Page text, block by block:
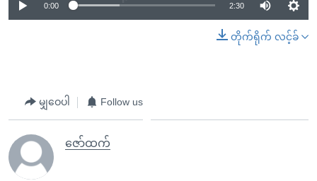
0:00 2:30
တိုက်ရိုက် လင့်ခ်
မျှဝေပါ Follow us
ဇော်ထက်